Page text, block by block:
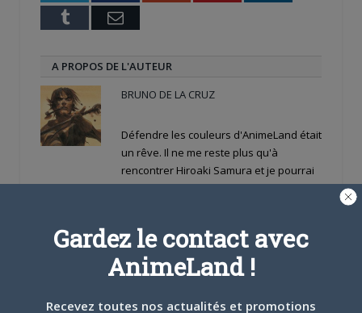
Tumblr Email
A PROPOS DE L'AUTEUR
BRUNO DE LA CRUZ
Défendre les couleurs d'AnimeLand était
un rêve. Il ne me reste plus qu'à
rencontrer Hiroaki Samura et je pourrai
partir tranquille.
ARTICLES LIÉS
Gardez le contact avec
AnimeLand !
Recevez toutes nos actualités et promotions